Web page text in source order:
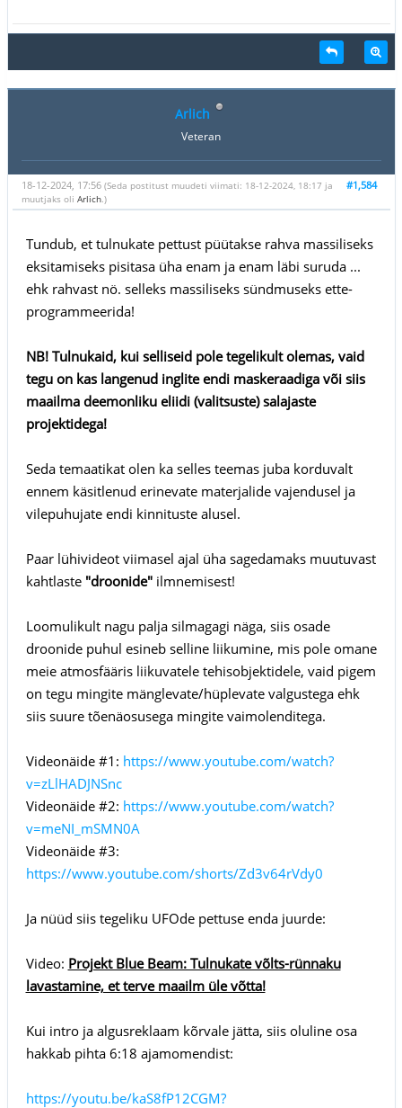
Arlich
Veteran
#1,584
18-12-2024, 17:56 (Seda postitust muudeti viimati: 18-12-2024, 18:17 ja
muutjaks oli Arlich.)
Tundub, et tulnukate pettust püütakse rahva massiliseks
eksitamiseks pisitasa üha enam ja enam läbi suruda ...
ehk rahvast nö. selleks massiliseks sündmuseks ette-
programmeerida!
NB! Tulnukaid, kui selliseid pole tegelikult olemas, vaid
tegu on kas langenud inglite endi maskeraadiga või siis
maailma deemonliku eliidi (valitsuste) salajaste
projektidega!
Seda temaatikat olen ka selles teemas juba korduvalt
ennem käsitlenud erinevate materjalide vajendusel ja
vilepuhujate endi kinnituste alusel.
Paar lühivideot viimasel ajal üha sagedamaks muutuvast
kahtlaste "droonide"ilmnemisest!
Loomulikult nagu palja silmagagi näga, siis osade
droonide puhul esineb selline liikumine, mis pole omane
meie atmosfääris liikuvatele tehisobjektidele, vaid pigem
on tegu mingite mänglevate/hüplevate valgustega ehk
siis suure tõenäosusega mingite vaimolenditega.
Videonäide #1: https://www.youtube.com/watch?
v=zLlHADJNSnc
Videonäide #2: https://www.youtube.com/watch?
v=meNI_mSMN0A
Videonäide #3:
https://www.youtube.com/shorts/Zd3v64rVdy0
Ja nüüd siis tegeliku UFOde pettuse enda juurde:
Video: Projekt Blue Beam: Tulnukate võlts-rünnaku
lavastamine, et terve maailm üle võtta!
Kui intro ja algusreklaam kõrvale jätta, siis oluline osa
hakkab pihta 6:18 ajamomendist:
https://youtu.be/kaS8fP12CGM?